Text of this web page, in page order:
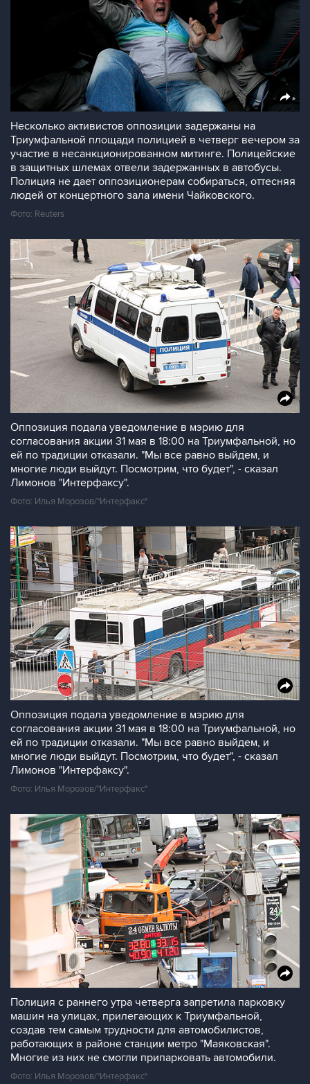
Несколько активистов оппозиции задержаны на
Триумфальной площади полицией в четверг вечером за
участие в несанкционированном митинге. Полицейские
в защитных шлемах отвели задержанных в автобусы.
Полиция не дает оппозиционерам собираться, оттесняя
людей от концертного зала имени Чайковского.
Фото: Reuters
Оппозиция подала уведомление в мэрию для
согласования акции 31 мая в 18:00 на Триумфальной, но
ей по традиции отказали. "Мы все равно выйдем, и
многие люди выйдут. Посмотрим, что будет", - сказал
Лимонов "Интерфаксу".
Фото: Илья Морозов/"Интерфакс"
Оппозиция подала уведомление в мэрию для
согласования акции 31 мая в 18:00 на Триумфальной, но
ей по традиции отказали. "Мы все равно выйдем, и
многие люди выйдут. Посмотрим, что будет", - сказал
Лимонов "Интерфаксу".
Фото: Илья Морозов/"Интерфакс"
Полиция с раннего утра четверга запретила парковку
машин на улицах, прилегающих к Триумфальной,
создав тем самым трудности для автомобилистов,
работающих в районе станции метро "Маяковская".
Многие из них не смогли припарковать автомобили.
Фото: Илья Морозов/"Интерфакс"